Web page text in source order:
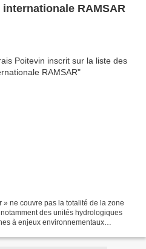
RAMSAR
ne couvre pas la totalité de la zone
des unités hydrologiques
à enjeux environnementaux